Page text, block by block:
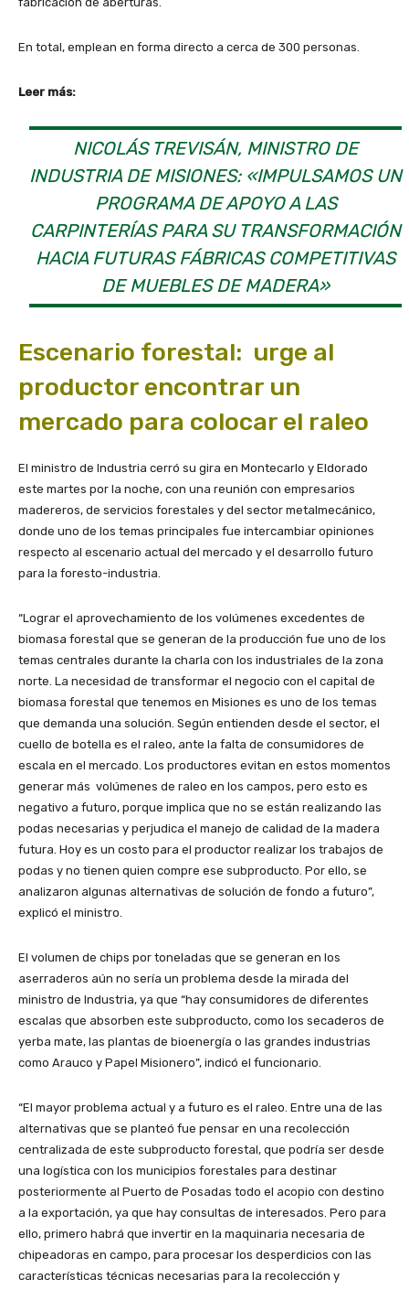
En total, emplean en forma directo a cerca de 300 personas.
Leer más:
NICOLÁS TREVISÁN, MINISTRO DE
INDUSTRIA DE MISIONES: «IMPULSAMOS UN
PROGRAMA DE APOYO A LAS
CARPINTERÍAS PARA SU TRANSFORMACIÓN
HACIA FUTURAS FÁBRICAS COMPETITIVAS
DE MUEBLES DE MADERA»
Escenario forestal: urge al
productor encontrar un
mercado para colocar el raleo
El ministro de Industria cerró su gira en Montecarlo y Eldorado
este martes por la noche, con una reunión con empresarios
madereros, de servicios forestales y del sector metalmecánico,
donde uno de los temas principales fue intercambiar opiniones
respecto al escenario actual del mercado y el desarrollo futuro
para la foresto-industria.
“Lograr el aprovechamiento de los volúmenes excedentes de
biomasa forestal que se generan de la producción fue uno de los
temas centrales durante la charla con los industriales de la zona
norte. La necesidad de transformar el negocio con el capital de
biomasa forestal que tenemos en Misiones es uno de los temas
que demanda una solución. Según entienden desde el sector, el
cuello de botella es el raleo, ante la falta de consumidores de
escala en el mercado. Los productores evitan en estos momentos
generar más volúmenes de raleo en los campos, pero esto es
negativo a futuro, porque implica que no se están realizando las
podas necesarias y perjudica el manejo de calidad de la madera
futura. Hoy es un costo para el productor realizar los trabajos de
podas y no tienen quien compre ese subproducto. Por ello, se
analizaron algunas alternativas de solución de fondo a futuro”,
explicó el ministro.
El volumen de chips por toneladas que se generan en los
aserraderos aún no sería un problema desde la mirada del
ministro de Industria, ya que “hay consumidores de diferentes
escalas que absorben este subproducto, como los secaderos de
yerba mate, las plantas de bioenergía o las grandes industrias
como Arauco y Papel Misionero”, indicó el funcionario.
“El mayor problema actual y a futuro es el raleo. Entre una de las
alternativas que se planteó fue pensar en una recolección
centralizada de este subproducto forestal, que podría ser desde
una logística con los municipios forestales para destinar
posteriormente al Puerto de Posadas todo el acopio con destino
a la exportación, ya que hay consultas de interesados. Pero para
ello, primero habrá que invertir en la maquinaria necesaria de
chipeadoras en campo, para procesar los desperdicios con las
características técnicas necesarias para la recolección y